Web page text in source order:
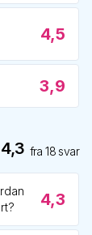
4,5
3,9
4,3 fra18 svar
4,3